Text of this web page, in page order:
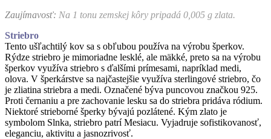
Zaujímavosť: Na 1 tonu zemskej kôry pripadá 0,005 g zlata.
Striebro
Tento ušľachtilý kov sa s obľubou používa na výrobu šperkov.
Rýdze striebro je mimoriadne lesklé, ale mäkké, preto sa na výrobu
šperkov využíva striebro s ďalšími prímesami, napríklad medi,
olova. V šperkárstve sa najčastejšie využíva sterlingové striebro, čo
je zliatina striebra a medi. Označené býva puncovou značkou 925.
Proti černaniu a pre zachovanie lesku sa do striebra pridáva ródium.
Niektoré strieborné šperky bývajú pozlátené. Kým zlato je
symbolom Slnka, striebro patrí Mesiacu. Vyjadruje sofistikovanosť,
eleganciu, aktivitu a jasnozrivosť.